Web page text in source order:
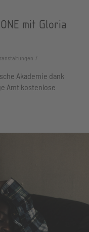
mit Gloria
Akademie dank
Amt kostenlose